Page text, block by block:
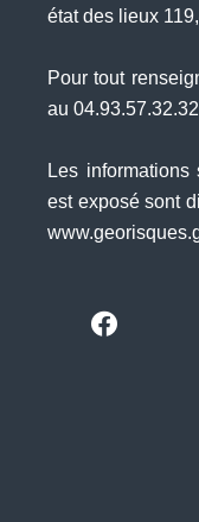
état des lieux
Pour tout
au 04.93.57.32.32
Les
est exposé sont